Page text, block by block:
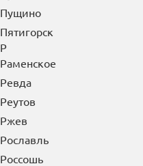
Пущино
Пятигорск
Р
Раменское
Ревда
Реутов
Ржев
Рославль
Россошь